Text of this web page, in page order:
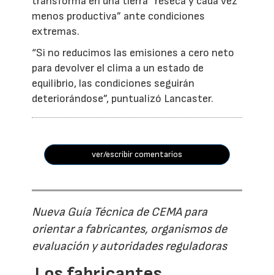
menos productiva” ante condiciones
extremas.
“Si no reducimos las emisiones a cero neto
para devolver el clima a un estado de
equilibrio, las condiciones seguirán
deteriorándose”, puntualizó Lancaster.
ver/escribir comentarios
Nueva Guía Técnica de CEMA para
orientar a fabricantes, organismos de
evaluación y autoridades reguladoras